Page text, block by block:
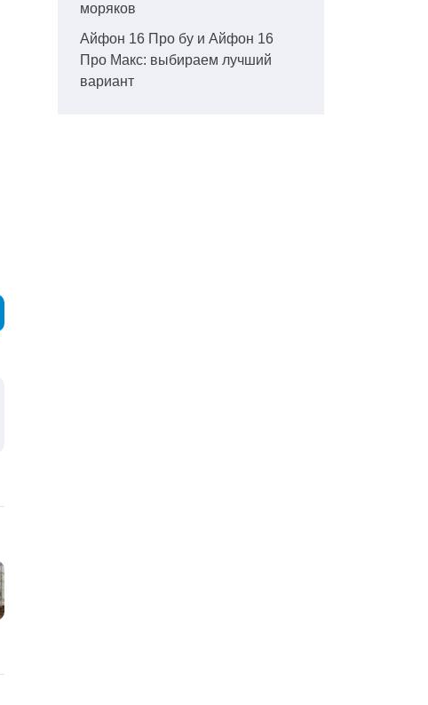
моряков
Айфон 16 Про бу и Айфон 16
Про Макс: выбираем лучший
вариант